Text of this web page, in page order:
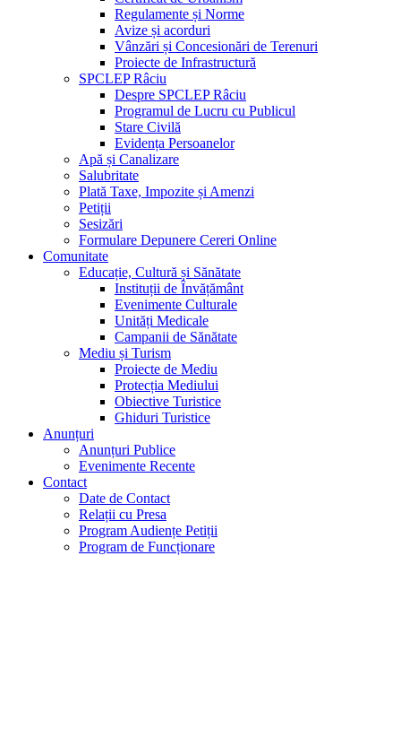
Regulamente și Norme
Avize și acorduri
Vânzări și Concesionări de Terenuri
Proiecte de Infrastructură
SPCLEP Râciu
Despre SPCLEP Râciu
Programul de Lucru cu Publicul
Stare Civilă
Evidența Persoanelor
Apă și Canalizare
Salubritate
Plată Taxe, Impozite și Amenzi
Petiții
Sesizări
Formulare Depunere Cereri Online
Comunitate
Educație, Cultură și Sănătate
Instituții de Învățământ
Evenimente Culturale
Unități Medicale
Campanii de Sănătate
Mediu și Turism
Proiecte de Mediu
Protecția Mediului
Obiective Turistice
Ghiduri Turistice
Anunțuri
Anunțuri Publice
Evenimente Recente
Contact
Date de Contact
Relații cu Presa
Program Audiențe Petiții
Program de Funcționare